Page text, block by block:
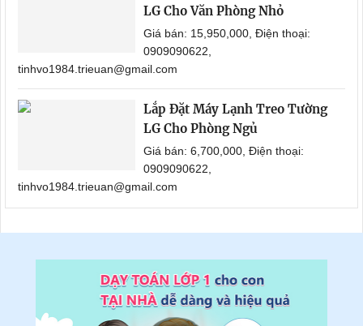
LG Cho Văn Phòng Nhỏ
Giá bán: 15,950,000, Điện thoại:
0909090622,
tinhvo1984.trieuan@gmail.com
Lắp Đặt Máy Lạnh Treo Tường
LG Cho Phòng Ngủ
Giá bán: 6,700,000, Điện thoại:
0909090622,
tinhvo1984.trieuan@gmail.com